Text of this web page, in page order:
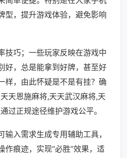
型，提升游戏体验，避免影响
技巧；一些玩家反映在游戏中
好，总是能拿到好牌，甚至好
样，由此怀疑是不是有挂？确
天恩施麻将,天天武汉麻将,天
过正规途径维护游戏公平。
输入需求生成专用辅助工具，
作痕迹，实现“必胜”效果，适